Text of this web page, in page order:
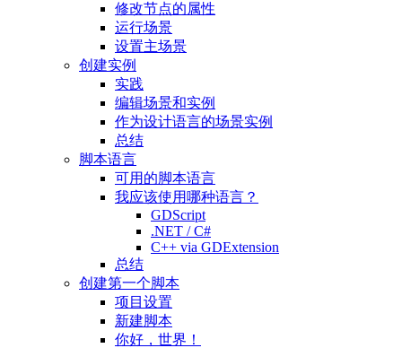
修改节点的属性
运行场景
设置主场景
创建实例
实践
编辑场景和实例
作为设计语言的场景实例
总结
脚本语言
可用的脚本语言
我应该使用哪种语言？
GDScript
.NET / C#
C++ via GDExtension
总结
创建第一个脚本
项目设置
新建脚本
你好，世界！